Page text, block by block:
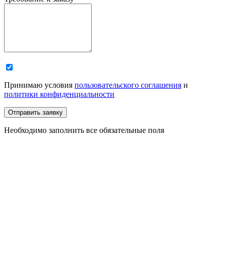
Принимаю условия пользовательского соглашения и
политики конфиденциальности
Отправить заявку
Необходимо заполнить все обязательные поля